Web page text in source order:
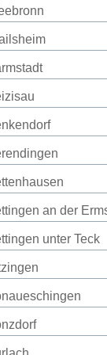
an der
unter Teck